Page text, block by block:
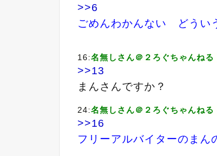
>>6
ごめんわかんない どうい
16:名無しさん＠２ろぐちゃんねる
>>13
まんさんですか？
24:名無しさん＠２ろぐちゃんねる
>>16
フリーアルバイターのまん